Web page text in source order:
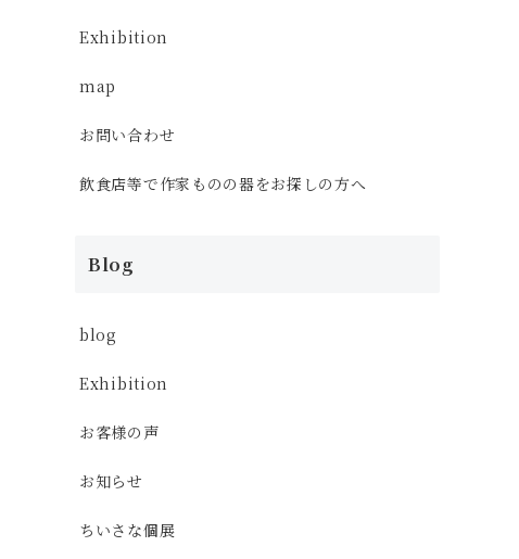
Exhibition
map
お問い合わせ
飲食店等で作家ものの器をお探しの方へ
Blog
blog
Exhibition
お客様の声
お知らせ
ちいさな個展